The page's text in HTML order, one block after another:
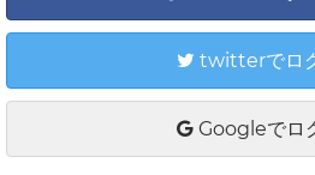
twitterでロ
Googleでロ